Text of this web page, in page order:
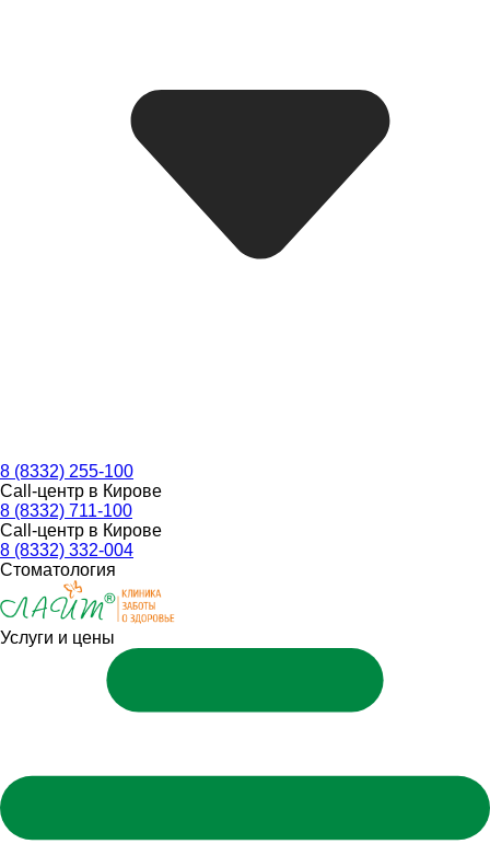
8 (8332) 255-100
Call-центр в Кирове
8 (8332) 711-100
Call-центр в Кирове
8 (8332) 332-004
Стоматология
Услуги и цены